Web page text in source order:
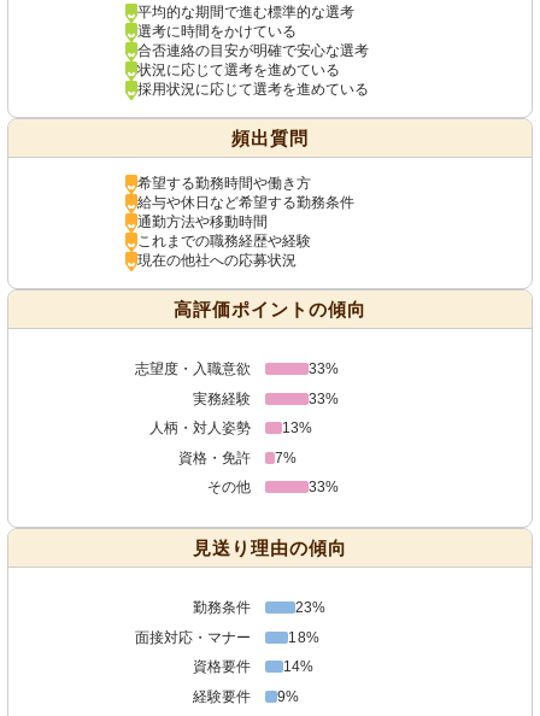
平均的な期間で進む標準的な選考
選考に時間をかけている
合否連絡の目安が明確で安心な選考
状況に応じて選考を進めている
採用状況に応じて選考を進めている
頻出質問
希望する勤務時間や働き方
給与や休日など希望する勤務条件
通勤方法や移動時間
これまでの職務経歴や経験
現在の他社への応募状況
高評価ポイントの傾向
志望度・入職意欲
33%
実務経験
33%
人柄・対人姿勢
13%
資格・免許
7%
その他
33%
見送り理由の傾向
勤務条件
23%
面接対応・マナー
18%
資格要件
14%
経験要件
9%